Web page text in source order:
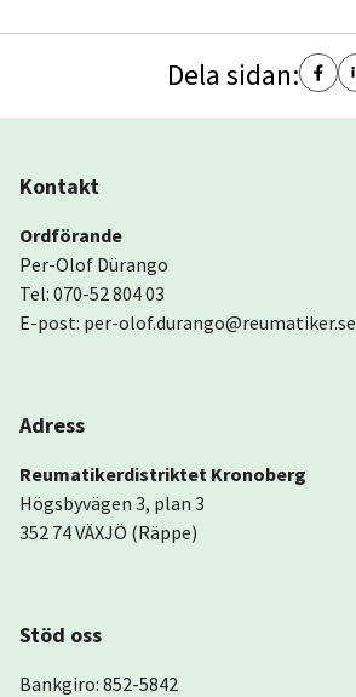
Dela sidan:
Kontakt
Ordförande
Per-Olof Dürango
Tel: 070-52 804 03
E-post: per-olof.durango@reumatiker.se
Adress
Reumatikerdistriktet Kronoberg
Högsbyvägen 3, plan 3
352 74 VÄXJÖ (Räppe)
Stöd oss
Bankgiro: 852-5842